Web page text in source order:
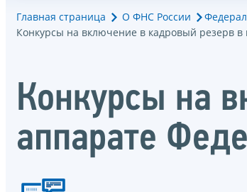
Главная страница О ФНС России
Конкурсы на включение в кадровый резерв
Конкурсы на
аппарате